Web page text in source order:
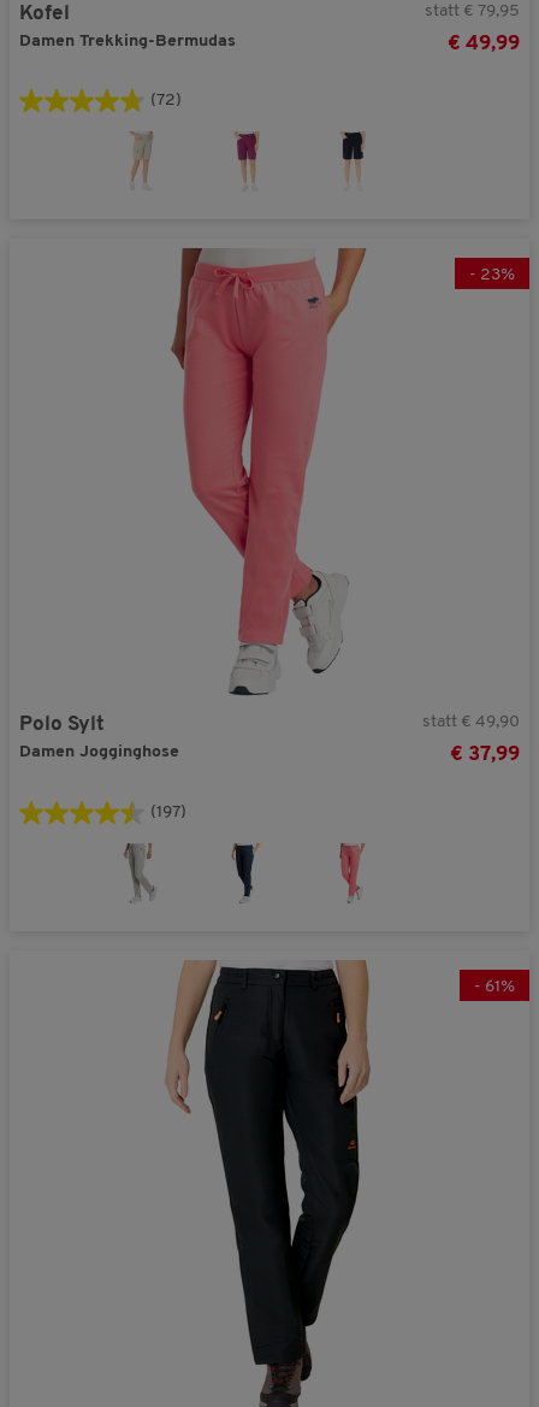
Kofel
Damen Trekking-Bermudas
statt € 79,95
€ 49,99
(72)
- 23%
Polo Sylt
Damen Jogginghose
statt € 49,90
€ 37,99
(197)
- 61%